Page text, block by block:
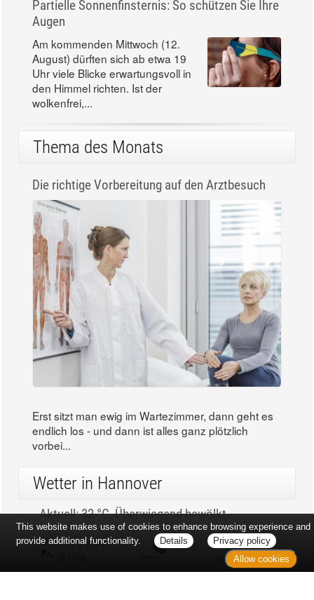
Partielle Sonnenfinsternis: So schützen Sie Ihre
Augen
Am kommenden Mittwoch (12.
August) dürften sich ab etwa 19
Uhr viele Blicke erwartungsvoll in
den Himmel richten. Ist der
wolkenfrei,...
Thema des Monats
Die richtige Vorbereitung auf den Arztbesuch
Erst sitzt man ewig im Wartezimmer, dann geht es
endlich los - und dann ist alles ganz plötzlich
vorbei...
Wetter in Hannover
Aktuell: 32 °C,Überwiegend bewölkt
3h: 0 mm
min: 32 °C
max: 33 °C
This website makes use of cookies to enhance browsing experience and
provide additional functionality.
Details
Privacy policy
Allow cookies